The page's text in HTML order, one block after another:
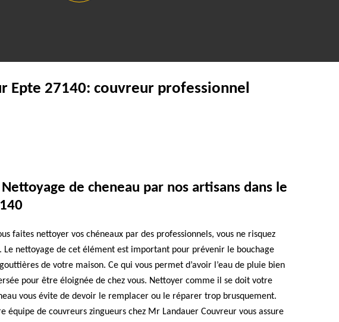
Epte 27140: couvreur professionnel
Nettoyage de cheneau par nos artisans dans le
faites nettoyer vos chéneaux par des professionnels, vous ne risquez
Le nettoyage de cet élément est important pour prévenir le bouchage
de votre maison. Ce qui vous permet d’avoir l’eau de pluie bien
pour être éloignée de chez vous. Nettoyer comme il se doit votre
vous évite de devoir le remplacer ou le réparer trop brusquement.
équipe de couvreurs zingueurs chez Mr Landauer Couvreur vous assure